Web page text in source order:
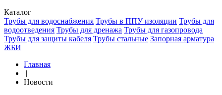
Каталог
Трубы для водоснабжения Трубы в ППУ изоляции Трубы для
водоотведения Трубы для дренажа Трубы для газопровода
Трубы для защиты кабеля Трубы стальные Запорная арматура
ЖБИ
Главная
|
Новости